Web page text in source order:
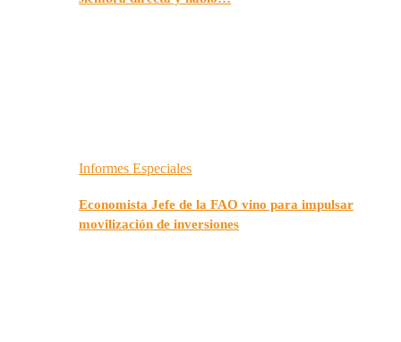
Informes Especiales
Economista Jefe de la FAO vino para impulsar
movilización de inversiones